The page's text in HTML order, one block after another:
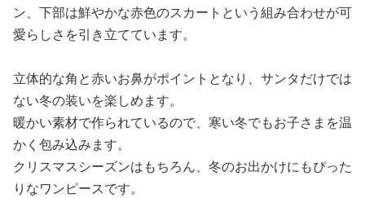
ン、下部は鮮やかな赤色のスカートという組み合わせが可
愛らしさを引き立てています。
立体的な角と赤いお鼻がポイントとなり、サンタだけでは
ない冬の装いを楽しめます。
暖かい素材で作られているので、寒い冬でもお子さまを温
かく包み込みます。
クリスマスシーズンはもちろん、冬のお出かけにもぴった
りなワンピースです。